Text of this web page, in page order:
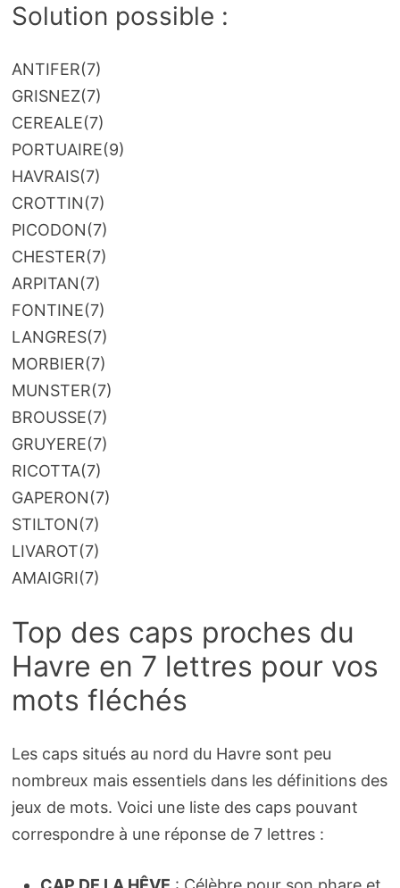
Solution possible :
ANTIFER(7)
GRISNEZ(7)
CEREALE(7)
PORTUAIRE(9)
HAVRAIS(7)
CROTTIN(7)
PICODON(7)
CHESTER(7)
ARPITAN(7)
FONTINE(7)
LANGRES(7)
MORBIER(7)
MUNSTER(7)
BROUSSE(7)
GRUYERE(7)
RICOTTA(7)
GAPERON(7)
STILTON(7)
LIVAROT(7)
AMAIGRI(7)
Top des caps proches du
Havre en 7 lettres pour vos
mots fléchés
Les caps situés au nord du Havre sont peu
nombreux mais essentiels dans les définitions des
jeux de mots. Voici une liste des caps pouvant
correspondre à une réponse de 7 lettres :